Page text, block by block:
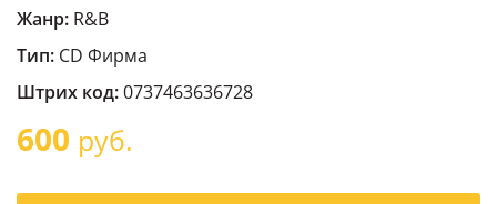
Жанр: R&B
Тип: CD Фирма
Штрих код:0737463636728
600 руб.